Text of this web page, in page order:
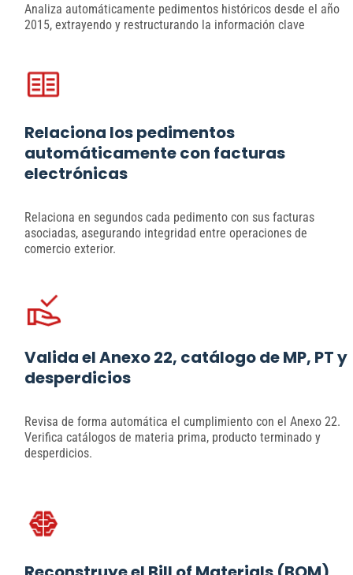
Analiza automáticamente pedimentos históricos desde el año
2015, extrayendo y restructurando la información clave
Relaciona los pedimentos
automáticamente con facturas
electrónicas
Relaciona en segundos cada pedimento con sus facturas
asociadas, asegurando integridad entre operaciones de
comercio exterior.
Valida el Anexo 22, catálogo de MP, PT y
desperdicios
Revisa de forma automática el cumplimiento con el Anexo 22.
Verifica catálogos de materia prima, producto terminado y
desperdicios.